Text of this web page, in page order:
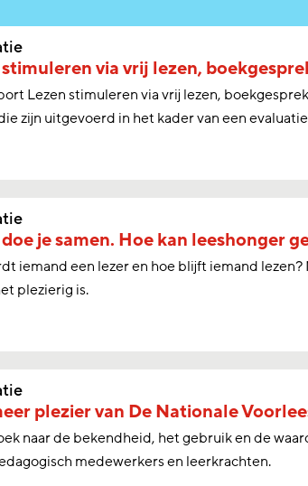
via vrij lezen,
Lezen stimuleren via vrij lezen,
zijn uitgevoerd in het kader van een
je samen. Hoe kan leeshonger
iemand een lezer en hoe blijft iemand
plezierig is.
plezier van De Nationale
naar de bekendheid, het gebruik en de
medewerkers en leerkrachten.